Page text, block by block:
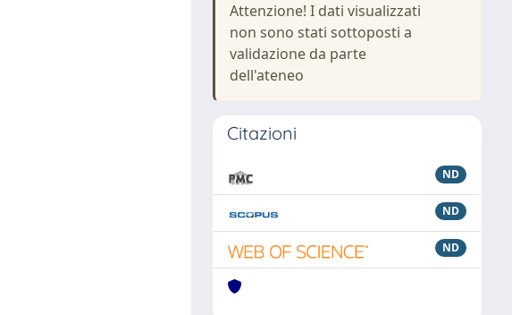
Attenzione! I dati visualizzati
non sono stati sottoposti a
validazione da parte
dell'ateneo
Citazioni
ND
ND
ND